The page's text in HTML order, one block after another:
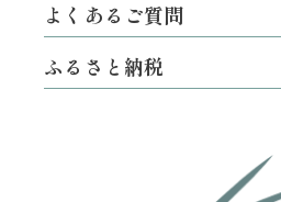
よくあるご質問
ふるさと納税